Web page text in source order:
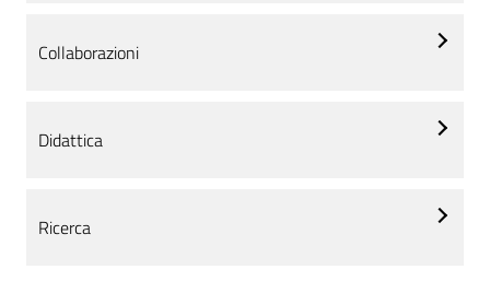
Collaborazioni
Didattica
Ricerca